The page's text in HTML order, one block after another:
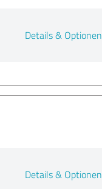
Details & Optionen
Details & Optionen